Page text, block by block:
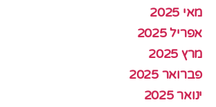
מאי 2025
אפריל 2025
מרץ 2025
פברואר 2025
ינואר 2025